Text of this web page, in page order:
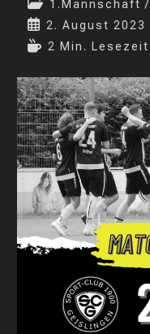
Beitrags-
Kategorie:
1.Mannschaft /
Beitrag
veröffentlicht:
2. August 2023
Lesedauer:
2 Min. Lesezeit